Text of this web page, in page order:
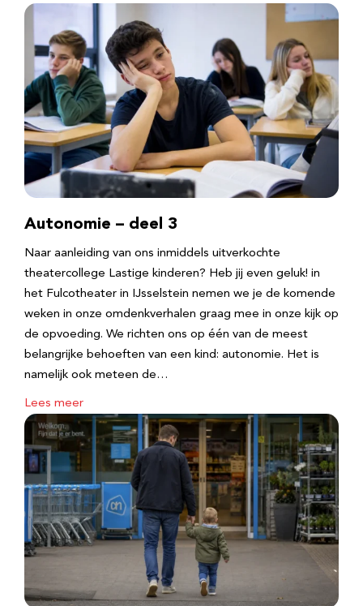
Autonomie – deel 3
Naar aanleiding van ons inmiddels uitverkochte
theatercollege Lastige kinderen? Heb jij even geluk! in
het Fulcotheater in IJsselstein nemen we je de komende
weken in onze omdenkverhalen graag mee in onze kijk op
de opvoeding. We richten ons op één van de meest
belangrijke behoeften van een kind: autonomie. Het is
namelijk ook meteen de…
Lees meer